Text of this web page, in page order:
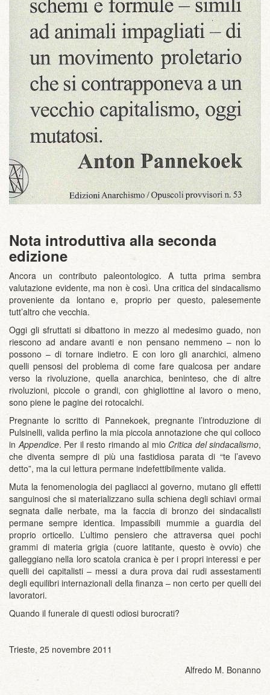
Nota introduttiva alla seconda
edizione
Ancora un contributo paleontologico. A tutta prima sembra
valutazione evidente, ma non è così. Una critica del sindacalismo
proveniente da lontano e, proprio per questo, palesemente
tutt’altro che vecchia.
Oggi gli sfruttati si dibattono in mezzo al medesimo guado, non
riescono ad andare avanti e non pensano nemmeno – non lo
possono – di tornare indietro. E con loro gli anarchici, almeno
quelli pensosi del problema di come fare qualcosa per andare
verso la rivoluzione, quella anarchica, beninteso, che di altre
rivoluzioni, piccole o grandi, con ghigliottine al lavoro o meno,
sono piene le pagine dei rotocalchi.
Pregnante lo scritto di Pannekoek, pregnante l’introduzione di
Pulsinelli, valida perfino la mia piccola annotazione che qui colloco
inAppendice. Per il resto rimando al mio Critica del sindacalismo,
che diventa sempre di più una fastidiosa parata di “te l’avevo
detto”, ma la cui lettura permane indefettibilmente valida.
Muta la fenomenologia dei pagliacci al governo, mutano gli effetti
sanguinosi che si materializzano sulla schiena degli schiavi ormai
segnata dalle nerbate, ma la faccia di bronzo dei sindacalisti
permane sempre identica. Impassibili mummie a guardia del
proprio orticello. L’ultimo pensiero che attraversa quei pochi
grammi di materia grigia (cuore latitante, questo è ovvio) che
galleggiano nella loro scatola cranica è per i propri interessi e per
quelli dei capitalisti – messi a dura prova dai rudi assestamenti
degli equilibri internazionali della finanza – non certo per quelli dei
lavoratori.
Quando il funerale di questi odiosi burocrati?
Trieste, 25 novembre 2011
Alfredo M. Bonanno